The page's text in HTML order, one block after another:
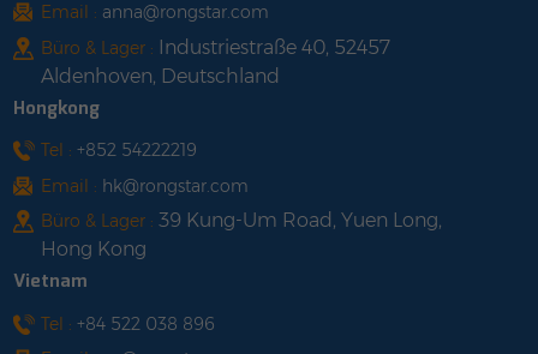
Email : anna@rongstar.com
Büro & Lager : Industriestraße 40, 52457
Aldenhoven, Deutschland
Hongkong
Tel : +852 54222219
Email : hk@rongstar.com
Büro & Lager : 39 Kung-Um Road, Yuen Long,
Hong Kong
Vietnam
Tel : +84 522 038 896